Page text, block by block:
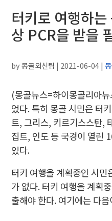
터키로 여행하
상 PCR을 받을
by몽골외신팀 | 2021-06-04|
(몽골뉴스=하이몽골리아
었다. 특히 몽골 시민은 터
트, 그리스, 키르기스스탄,
집트, 인도 등 국경이 열린
있다.
터키 여행을 계획중인 시민
가 없다. 터키 여행을 계획
출해야 한다. 여기에는 다